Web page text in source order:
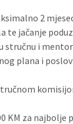
2
te jačanje
stručnu i
plana i
KM za najbolje